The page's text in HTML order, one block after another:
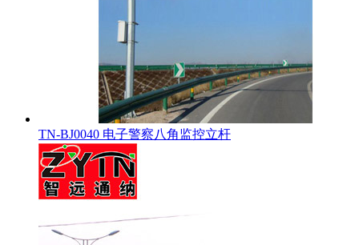
TN-BJ0040 电子警察八角监控立杆